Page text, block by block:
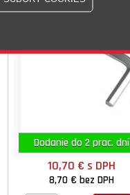
Dodanie do 2 prac. dní
10,70 € s DPH
8,70 € bez DPH